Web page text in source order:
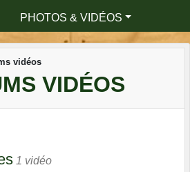
PHOTOS & VIDÉOS
vidéos
VIDÉOS
1 vidéo